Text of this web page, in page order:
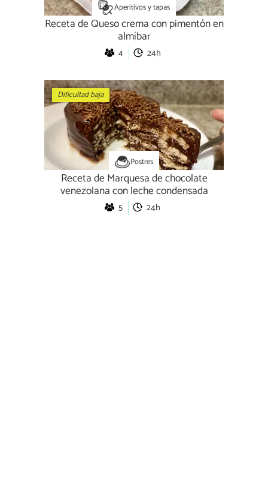
Aperitivos y tapas
Receta de Queso crema con pimentón en
almíbar
4 24h
Dificultad baja
Postres
Receta de Marquesa de chocolate
venezolana con leche condensada
5 24h